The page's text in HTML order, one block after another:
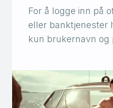
For å logge inn på
eller banktjenester
kun brukernavn og